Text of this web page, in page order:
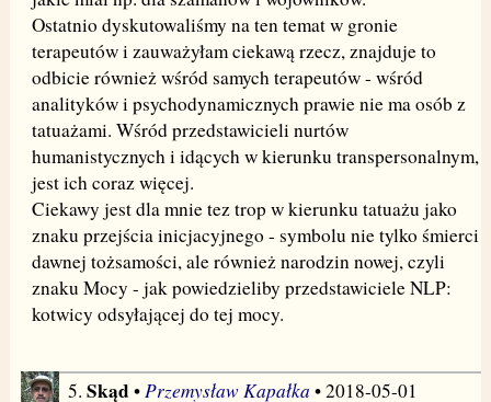
Ostatnio dyskutowaliśmy na ten temat w gronie
terapeutów i zauważyłam ciekawą rzecz, znajduje to
odbicie również wśród samych terapeutów - wśród
analityków i psychodynamicznych prawie nie ma osób z
tatuażami. Wśród przedstawicieli nurtów
humanistycznych i idących w kierunku transpersonalnym,
jest ich coraz więcej.
Ciekawy jest dla mnie tez trop w kierunku tatuażu jako
znaku przejścia inicjacyjnego - symbolu nie tylko śmierci
dawnej tożsamości, ale również narodzin nowej, czyli
znaku Mocy - jak powiedzieliby przedstawiciele NLP:
kotwicy odsyłającej do tej mocy.
5. Skąd •Przemysław Kapałka • 2018-05-01